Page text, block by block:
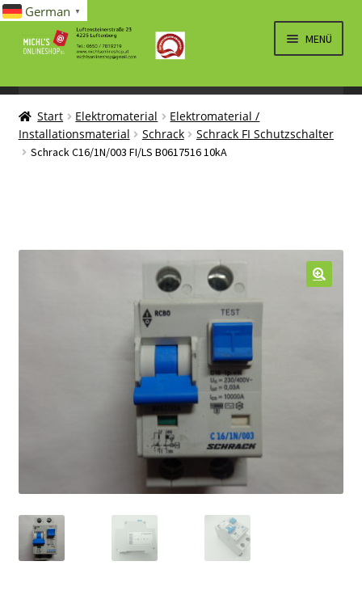
Navigation
Inhalt
MENÜ
SPIELWAREN/BAUSÄTZE
ÖFFNEN
ELEKTRO
ÖFFNEN
LÜFTUNG, HEIZUNG, KLIMA
ÖFFNEN
Start Elektromaterial
Elektromaterial /
Installationsmaterial
Schrack Schrack FI Schutzschalter
Schrack C16/1N/003 FI/LS B0617516 10kA
German ▼